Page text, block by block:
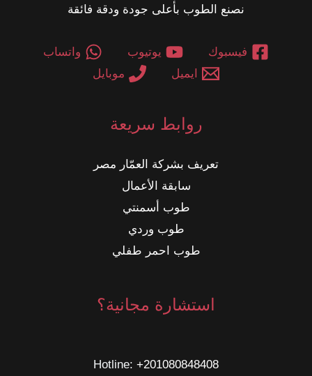
نصنع الطوب بأعلى جودة ودقة فائقة
فيسبوك يوتيوب
واتساب
ايميل
موبايل
روابط سريعة
تعريف بشركة العمّار مصر
سابقة الأعمال
طوب أسمنتي
طوب وردي
طوب احمر طفلي
استشارة مجانية؟
Hotline: ‎ +201080848408